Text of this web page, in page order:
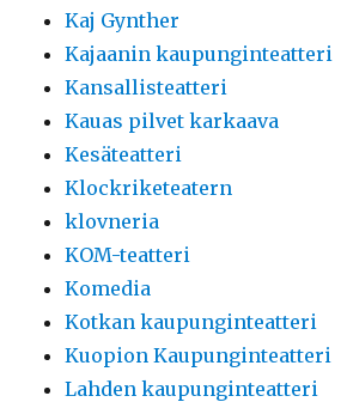
Kaj Gynther
Kajaanin kaupunginteatteri
Kansallisteatteri
Kauas pilvet karkaava
Kesäteatteri
Klockriketeatern
klovneria
KOM-teatteri
Komedia
Kotkan kaupunginteatteri
Kuopion Kaupunginteatteri
Lahden kaupunginteatteri